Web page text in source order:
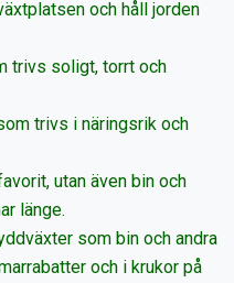
och håll jorden
trivs soligt, torrt och
trivs i näringsrik och
utan även bin och
länge.
som bin och andra
och i krukor på